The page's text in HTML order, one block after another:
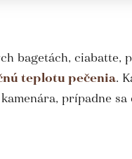
bagetách, ciabatte,
teplotu pečenia.
prípadne sa